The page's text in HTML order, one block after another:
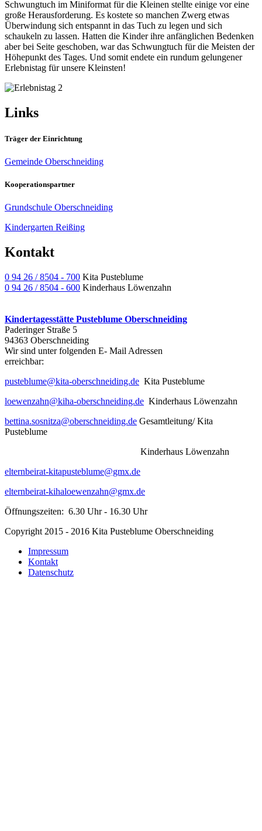
Schwungtuch im Miniformat für die Kleinen stellte einige vor eine
große Herausforderung. Es kostete so manchen Zwerg etwas
Überwindung sich entspannt in das Tuch zu legen und sich
schaukeln zu lassen. Hatten die Kinder ihre anfänglichen Bedenken
aber bei Seite geschoben, war das Schwungtuch für die Meisten der
Höhepunkt des Tages. Und somit endete ein rundum gelungener
Erlebnistag für unsere Kleinsten!
Links
Träger der Einrichtung
Gemeinde Oberschneiding
Kooperationspartner
Grundschule Oberschneiding
Kindergarten Reißing
Kontakt
0 94 26 / 8504 - 700 Kita Pusteblume
0 94 26 / 8504 - 600 Kinderhaus Löwenzahn
Kindertagesstätte Pusteblume Oberschneiding
Paderinger Straße 5
94363 Oberschneiding
Wir sind unter folgenden E- Mail Adressen
pusteblume@kita-oberschneiding.de Kita Pusteblume
loewenzahn@kiha-oberschneiding.de Kinderhaus Löwenzahn
bettina.sosnitza@oberschneiding.de Gesamtleitung/ Kita
Pusteblume
Kinderhaus Löwenzahn
elternbeirat-kitapusteblume@gmx.de
elternbeirat-kihaloewenzahn@gmx.de
Öffnungszeiten: 6.30 Uhr - 16.30 Uhr
Copyright 2015 - 2016 Kita Pusteblume Oberschneiding
Impressum
Kontakt
Datenschutz